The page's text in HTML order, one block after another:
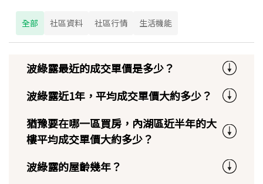
全部 社區資料 社區行情 生活機能
波綠露最近的成交單價是多少？
波綠露近1年，平均成交單價大約多少？
猶豫要在哪一區買房，內湖區近半年的大
樓平均成交單價大約多少？
波綠露的屋齡幾年？